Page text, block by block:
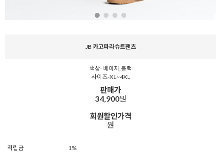
JB 카고파라슈트팬츠
색상- 베이지,블랙
사이즈-XL~4XL
판매가
34,900원
회원할인가격
원
적립금
1%